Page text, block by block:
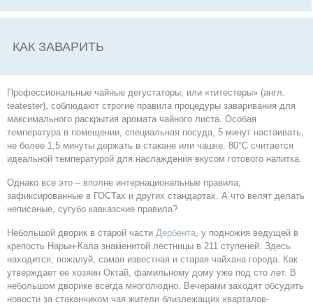
КАК ЗАВАРИТЬ
Профессиональные чайные дегустаторы, или «титестеры» (англ.
teatester), соблюдают строгие правила процедуры заваривания для
максимального раскрытия аромата чайного листа. Особая
температура в помещении, специальная посуда, 5 минут настаивать,
не более 1,5 минуты держать в стакане или чашке. 80°C считается
идеальной температурой для наслаждения вкусом готового напитка.
Однако все это – вполне интернациональные правила,
зафиксированные в ГОСТах и других стандартах. А что велят делать
неписаные, сугубо кавказские правила?
Небольшой дворик в старой части Дербента, у подножия ведущей в
крепость Нарын-Кала знаменитой лестницы в 211 ступеней. Здесь
находится, пожалуй, самая известная и старая чайхана города. Как
утверждает ее хозяин Октай, фамильному дому уже под сто лет. В
небольшом дворике всегда многолюдно. Вечерами заходят обсудить
новости за стаканчиком чая жители близлежащих кварталов-